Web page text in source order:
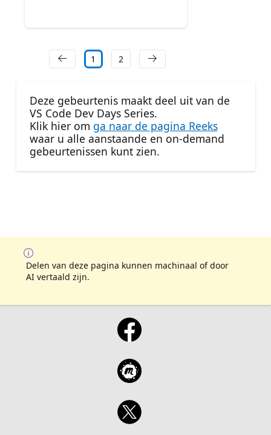
1 2
Deze gebeurtenis maakt deel uit van de
VS Code Dev Days Series.
Klik hier om ga naar de pagina Reeks
waar u alle aanstaande en on-demand
gebeurtenissen kunt zien.
Delen van deze pagina kunnen machinaal of door
AI vertaald zijn.